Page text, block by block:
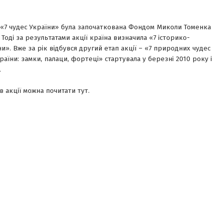
«7 чудес України» була започаткована Фондом Миколи Томенка
за результатами акції країна визначила «7 історико-
Вже за рік відбувся другий етап акції – «7 природних чудес
замки, палаци, фортеці» стартувала у березні 2010 року і
можна почитати тут.